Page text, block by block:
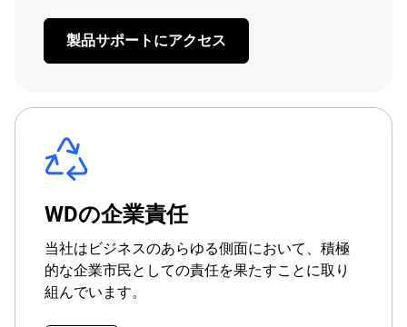
製品サポートにアクセス
WDの企業責任
当社はビジネスのあらゆる側面において、積極
的な企業市民としての責任を果たすことに取り
組んでいます。